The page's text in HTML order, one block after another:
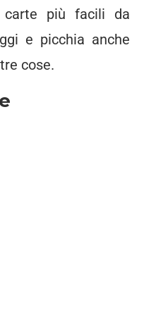
più facili da
e picchia anche
cose.